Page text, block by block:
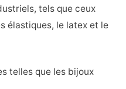
tels que ceux
élastiques, le latex et le
telles que les bijoux